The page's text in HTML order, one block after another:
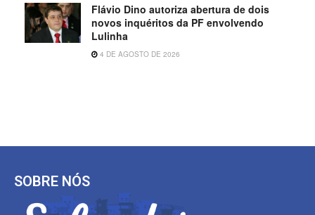
Flávio Dino autoriza abertura de dois
novos inquéritos da PF envolvendo
Lulinha
4 DE AGOSTO DE 2026
SOBRE NÓS